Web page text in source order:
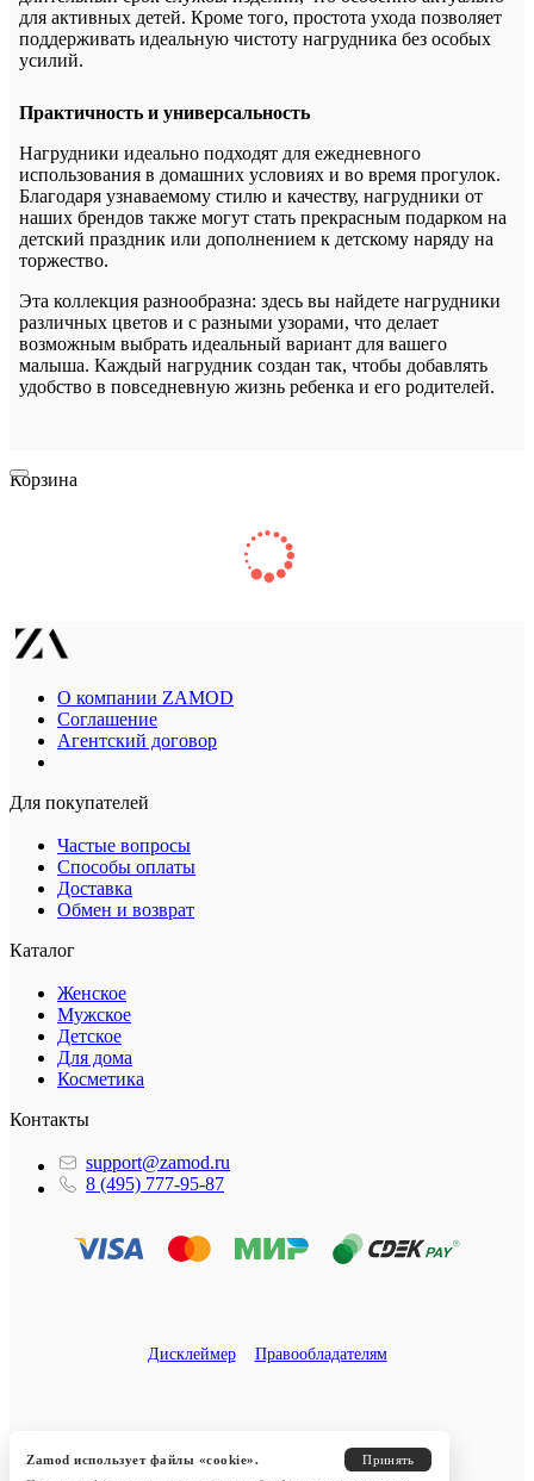
для активных детей. Кроме того, простота ухода позволяет
поддерживать идеальную чистоту нагрудника без особых
усилий.
Практичность и универсальность
Нагрудники идеально подходят для ежедневного
использования в домашних условиях и во время прогулок.
Благодаря узнаваемому стилю и качеству, нагрудники от
наших брендов также могут стать прекрасным подарком на
детский праздник или дополнением к детскому наряду на
торжество.
Эта коллекция разнообразна: здесь вы найдете нагрудники
различных цветов и с разными узорами, что делает
возможным выбрать идеальный вариант для вашего
малыша. Каждый нагрудник создан так, чтобы добавлять
удобство в повседневную жизнь ребенка и его родителей.
Корзина
О компании ZAMOD
Соглашение
Агентский договор
Для покупателей
Частые вопросы
Способы оплаты
Доставка
Обмен и возврат
Каталог
Женское
Мужское
Детское
Для дома
Косметика
Контакты
support@zamod.ru
8 (495) 777-95-87
Дисклеймер Правообладателям
Zamod использует файлы «cookie».
Принять